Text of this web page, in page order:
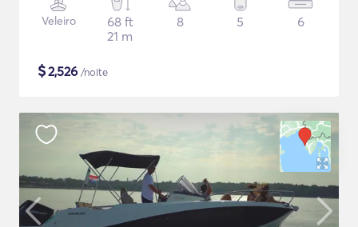
Veleiro
68 ft
21 m
8 5 6
$2,526 /noite